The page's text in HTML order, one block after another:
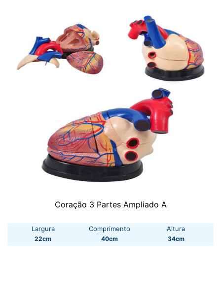
Coração 3 Partes Ampliado A
Largura
22cm
Comprimento
40cm
Altura
34cm